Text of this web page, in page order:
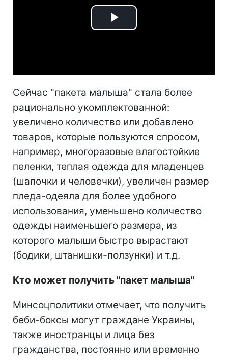
Play
Сейчас "пакета малыша" стала более
рационально укомплектованной:
увеличено количество или добавлено
товаров, которые пользуются спросом,
например, многоразовые влагостойкие
пеленки, теплая одежда для младенцев
(шапочки и человечки), увеличен размер
пледа-одеяла для более удобного
использования, уменьшено количество
одежды наименьшего размера, из
которого малыши быстро вырастают
(бодики, штанишки-ползунки) и т.д.
Кто может получить "пакет малыша"
Минсоцполитики отмечает, что получить
беби-боксы могут граждане Украины,
также иностранцы и лица без
гражданства, постоянно или временно